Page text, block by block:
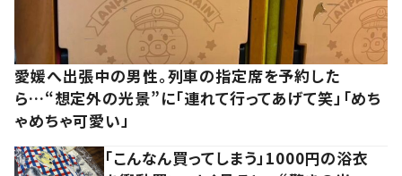
愛媛へ出張中の男性。列車の指定席を予約した
ら…“想定外の光景”に「連れて行ってあげて笑」「めち
ゃめちゃ可愛い」
「こんなん買ってしまう」1000円の浴衣